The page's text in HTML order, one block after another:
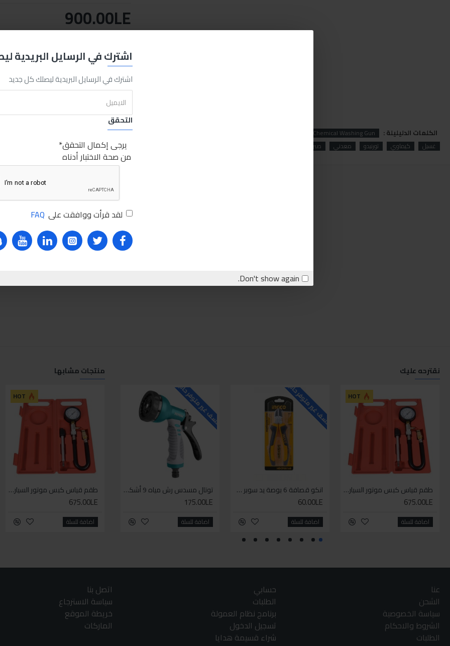
اشترك في الرسايل البريدية
اشترك في الرسايل البريدية ليصلك كل جديد
التحقق
يرجى إكمال التحقق
من صحة الاختبار أدناه
لقد قرأت ووافقت على FAQ
Don't show again.
900.00LE
REQUEST MORE INFO
الكلمات الدليليلة : Tornado Metal Chemical Washing Gun
Gun
غسيل
كيماوي تورنيدو معدني صبري ستورز
نقترحه عليك
HOT
طقم قياس كبس موتور السياره 3 ق
675.00LE
اضافة للسلة
للاسف غير متوفر حاليا
انكو قصافة 6 بوصة يد سوبر وان
60.00LE
اضافة للسلة
للاسف غير متوفر حاليا
توتال مسدس رش مياه 9 أشكال
175.00LE
اضافة للسلة
HOT للاسف غير متوفر حاليا
سيكا مانع تسرب زجاجي لاصق اسود 600 مل
225.00LE
اضافة للسلة
منتجات مشابها
HOT
طقم قياس كبس موتور السياره 3 ق
675.00LE
اضافة للسلة
عنا
الشحن
سياسة الخصوصية
الشروط والاحكام
الطلبات
حسابي
الطلبات
برنامج نظام العمولة
تسجيل الدخول
شراء قسيمة هدايا
اتصل بنا
سياسة الاسترجاع
خريطة الموقع
الماركات